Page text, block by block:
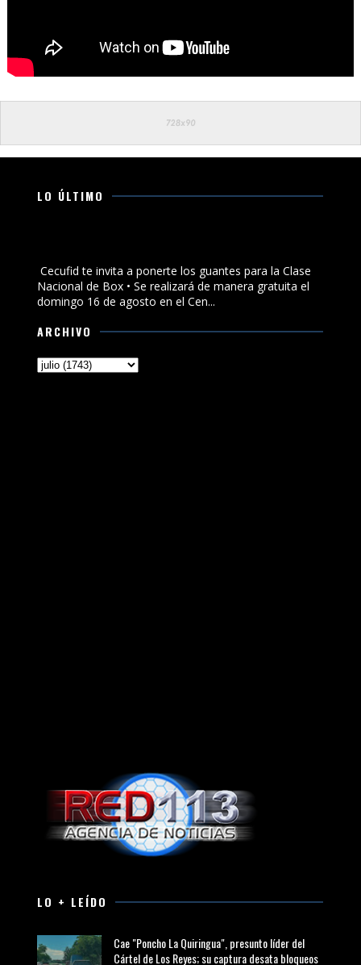
LO ÚLTIMO
Cecufid te invita a ponerte los guantes para la Clase
Nacional de Box • Se realizará de manera gratuita el
domingo 16 de agosto en el Cen...
ARCHIVO
LO + LEÍDO
Cae "Poncho La Quiringua", presunto líder del
Cártel de Los Reyes; su captura desata bloqueos